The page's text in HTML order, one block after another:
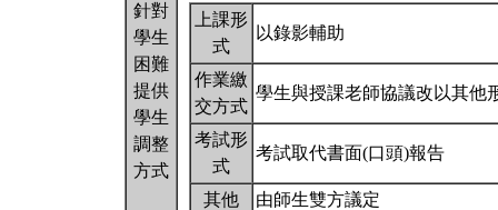
針對
學生
困難
提供
學生
調整
方式
上課形
式
以錄影輔助
作業繳
交方式
學生與授課老師協議改以其他
考試形
式
考試取代書面(口頭)報告
其他 由師生雙方議定